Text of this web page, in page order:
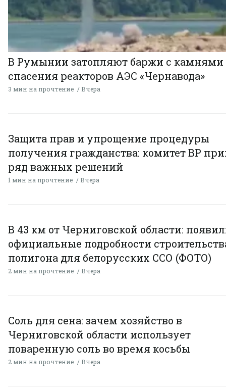
В Румынии затопляют баржи с камнями
спасения реакторов АЭС «Чернавода»
3 мин на прочтение Вчера
Защита прав и упрощение процедуры
получения гражданства: комитет ВР
ряд важных решений
1 мин на прочтение Вчера
В 43 км от Черниговской области:
официальные подробности
полигона для белорусских ССО (ФОТО)
2 мин на прочтение Вчера
Соль для сена: зачем хозяйство в
Черниговской области использует
поваренную соль во время косьбы
2 мин на прочтение Вчера